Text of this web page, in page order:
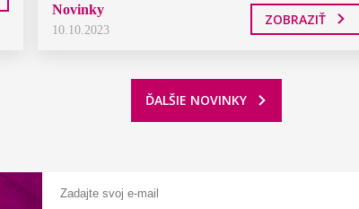
Novinky
10.10.2023
ZOBRAZIŤ
ĎALŠIE NOVINKY